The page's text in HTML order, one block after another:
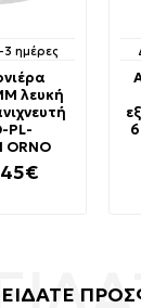
ημέρες
λευκή
PL-
ORNO
ΕΙΔΑΤΕ